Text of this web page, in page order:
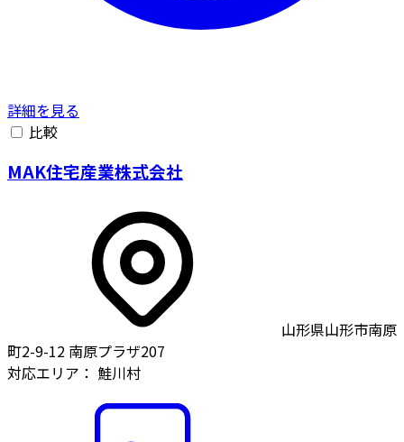
詳細を見る
比較
MAK住宅産業株式会社
山形県山形市南原
町2-9-12 南原プラザ207
対応エリア： 鮭川村